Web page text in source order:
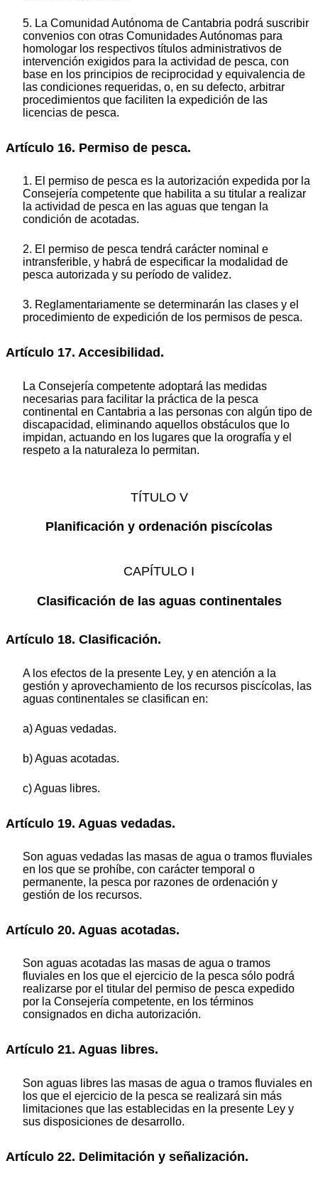
5. La Comunidad Autónoma de Cantabria podrá suscribir
convenios con otras Comunidades Autónomas para
homologar los respectivos títulos administrativos de
intervención exigidos para la actividad de pesca, con
base en los principios de reciprocidad y equivalencia de
las condiciones requeridas, o, en su defecto, arbitrar
procedimientos que faciliten la expedición de las
licencias de pesca.
Artículo 16. Permiso de pesca.
1. El permiso de pesca es la autorización expedida por la
Consejería competente que habilita a su titular a realizar
la actividad de pesca en las aguas que tengan la
condición de acotadas.
2. El permiso de pesca tendrá carácter nominal e
intransferible, y habrá de especificar la modalidad de
pesca autorizada y su período de validez.
3. Reglamentariamente se determinarán las clases y el
procedimiento de expedición de los permisos de pesca.
Artículo 17. Accesibilidad.
La Consejería competente adoptará las medidas
necesarias para facilitar la práctica de la pesca
continental en Cantabria a las personas con algún tipo de
discapacidad, eliminando aquellos obstáculos que lo
impidan, actuando en los lugares que la orografía y el
respeto a la naturaleza lo permitan.
TÍTULO V
Planificación y ordenación piscícolas
CAPÍTULO I
Clasificación de las aguas continentales
Artículo 18. Clasificación.
A los efectos de la presente Ley, y en atención a la
gestión y aprovechamiento de los recursos piscícolas, las
aguas continentales se clasifican en:
a) Aguas vedadas.
b) Aguas acotadas.
c) Aguas libres.
Artículo 19. Aguas vedadas.
Son aguas vedadas las masas de agua o tramos fluviales
en los que se prohíbe, con carácter temporal o
permanente, la pesca por razones de ordenación y
gestión de los recursos.
Artículo 20. Aguas acotadas.
Son aguas acotadas las masas de agua o tramos
fluviales en los que el ejercicio de la pesca sólo podrá
realizarse por el titular del permiso de pesca expedido
por la Consejería competente, en los términos
consignados en dicha autorización.
Artículo 21. Aguas libres.
Son aguas libres las masas de agua o tramos fluviales en
los que el ejercicio de la pesca se realizará sin más
limitaciones que las establecidas en la presente Ley y
sus disposiciones de desarrollo.
Artículo 22. Delimitación y señalización.